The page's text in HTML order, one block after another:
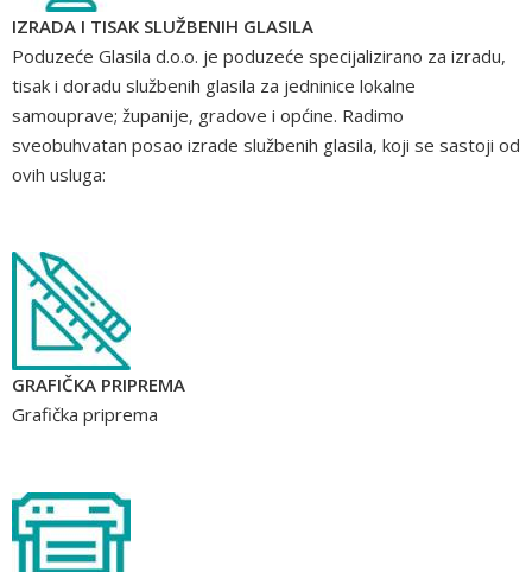
IZRADA I TISAK SLUŽBENIH GLASILA
Poduzeće Glasila d.o.o. je poduzeće specijalizirano za izradu,
tisak i doradu službenih glasila za jedninice lokalne
samouprave; županije, gradove i općine. Radimo
sveobuhvatan posao izrade službenih glasila, koji se sastoji od
ovih usluga:
GRAFIČKA PRIPREMA
Grafička priprema